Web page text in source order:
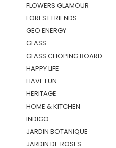
FLOWERS GLAMOUR
FOREST FRIENDS
GEO ENERGY
GLASS
GLASS CHOPING BOARD
HAPPY LIFE
HAVE FUN
HERITAGE
HOME & KITCHEN
INDIGO
JARDIN BOTANIQUE
JARDIN DE ROSES